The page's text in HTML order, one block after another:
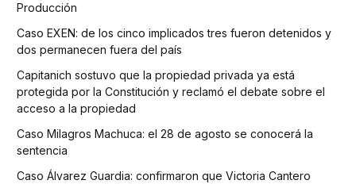
Producción
Caso EXEN: de los cinco implicados tres fueron detenidos y
dos permanecen fuera del país
Capitanich sostuvo que la propiedad privada ya está
protegida por la Constitución y reclamó el debate sobre el
acceso a la propiedad
Caso Milagros Machuca: el 28 de agosto se conocerá la
sentencia
Caso Álvarez Guardia: confirmaron que Victoria Cantero